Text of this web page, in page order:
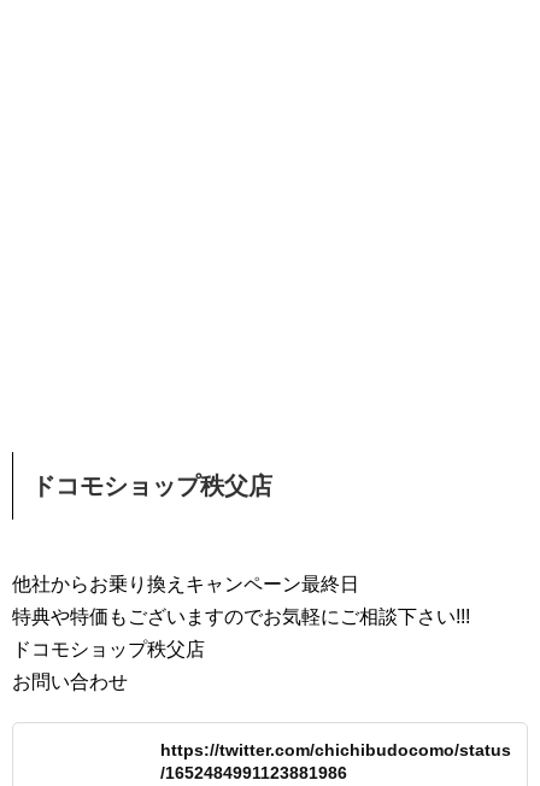
ドコモショップ秩父店
他社からお乗り換えキャンペーン最終日
特典や特価もございますのでお気軽にご相談下さい!!!
ドコモショップ秩父店
お問い合わせ
https://twitter.com/chichibudocomo/status
/1652484991123881986